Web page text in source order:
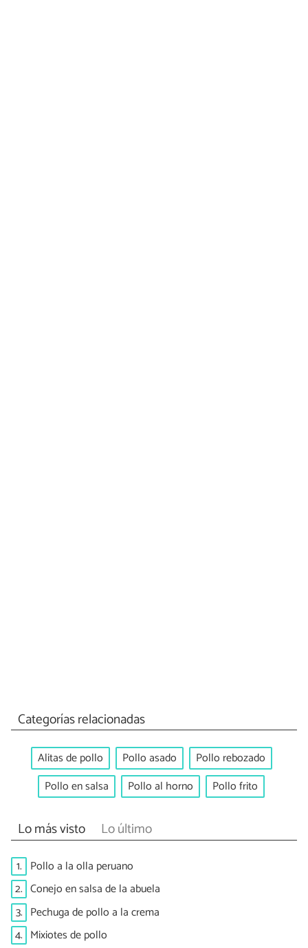
Categorías relacionadas
Alitas de pollo Pollo asado
Pollo rebozado
Pollo en salsa
Pollo al horno Pollo frito
Lo más visto Lo último
1. Pollo a la olla peruano
2. Conejo en salsa de la abuela
3. Pechuga de pollo a la crema
4. Mixiotes de pollo